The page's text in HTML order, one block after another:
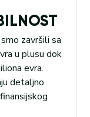
završili sa
u plusu dok
evra.
detaljno